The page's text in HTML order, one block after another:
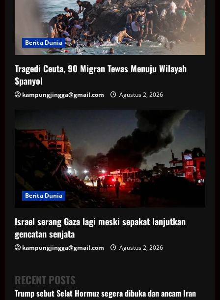
Berita Dunia
Tragedi Ceuta, 90 Migran Tewas Menuju Wilayah
Spanyol
kampungjingga@gmail.com Agustus 2, 2026
Berita Dunia
Israel serang Gaza lagi meski sepakat lanjutkan
gencatan senjata
kampungjingga@gmail.com Agustus 2, 2026
RECENT POSTS
Trump sebut Selat Hormuz segera dibuka dan ancam Iran